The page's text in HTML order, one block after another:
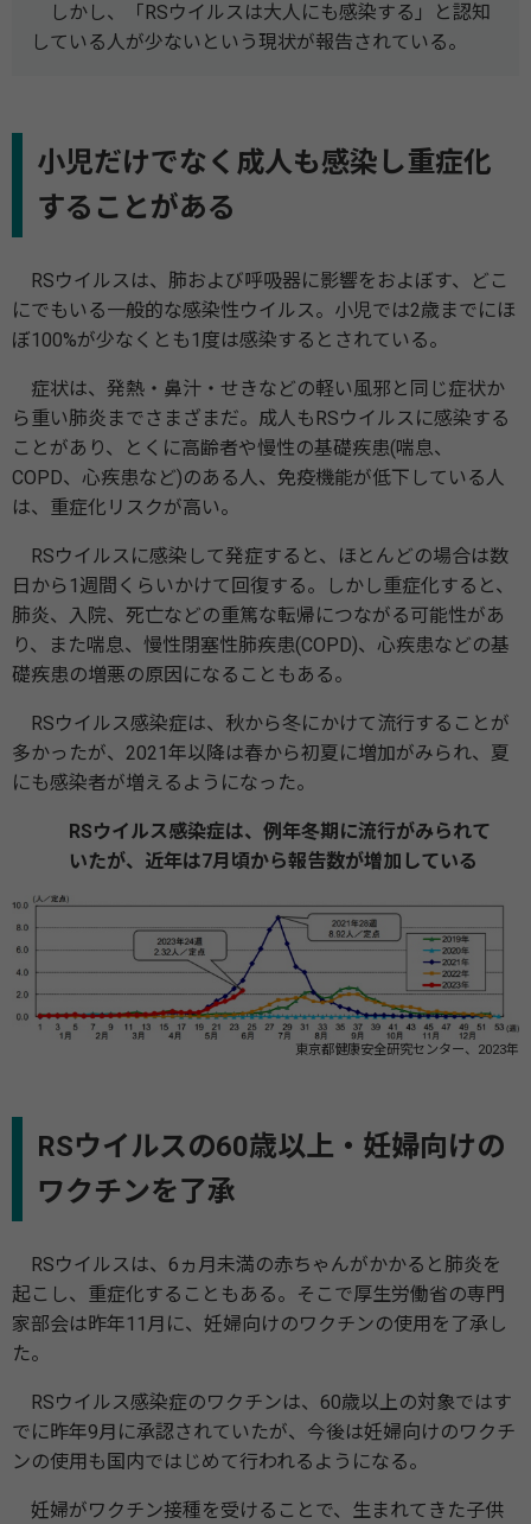
しかし、「RSウイルスは大人にも感染する」と認知
している人が少ないという現状が報告されている。
小児だけでなく成人も感染し重症化
することがある
RSウイルスは、肺および呼吸器に影響をおよぼす、どこ
にでもいる一般的な感染性ウイルス。小児では2歳までにほ
ぼ100%が少なくとも1度は感染するとされている。
症状は、発熱・鼻汁・せきなどの軽い風邪と同じ症状か
ら重い肺炎までさまざまだ。成人もRSウイルスに感染する
ことがあり、とくに高齢者や慢性の基礎疾患(喘息、
COPD、心疾患など)のある人、免疫機能が低下している人
は、重症化リスクが高い。
RSウイルスに感染して発症すると、ほとんどの場合は数
日から1週間くらいかけて回復する。しかし重症化すると、
肺炎、入院、死亡などの重篤な転帰につながる可能性があ
り、また喘息、慢性閉塞性肺疾患(COPD)、心疾患などの基
礎疾患の増悪の原因になることもある。
RSウイルス感染症は、秋から冬にかけて流行することが
多かったが、2021年以降は春から初夏に増加がみられ、夏
にも感染者が増えるようになった。
RSウイルス感染症は、例年冬期に流行がみられて
いたが、近年は7月頃から報告数が増加している
東京都健康安全研究センター、2023年
RSウイルスの60歳以上・妊婦向けの
ワクチンを了承
RSウイルスは、6ヵ月未満の赤ちゃんがかかると肺炎を
起こし、重症化することもある。そこで厚生労働省の専門
家部会は昨年11月に、妊婦向けのワクチンの使用を了承し
た。
RSウイルス感染症のワクチンは、60歳以上の対象ではす
でに昨年9月に承認されていたが、今後は妊婦向けのワクチ
ンの使用も国内ではじめて行われるようになる。
妊婦がワクチン接種を受けることで、生まれてきた子供